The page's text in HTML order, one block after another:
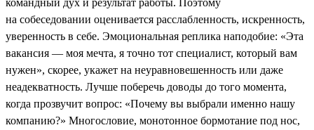
на собеседовании оценивается расслабленность, искренность,
уверенность в себе. Эмоциональная реплика наподобие: «Эта
вакансия — моя мечта, я точно тот специалист, который вам
нужен», скорее, укажет на неуравновешенность или даже
неадекватность. Лучше поберечь доводы до того момента,
когда прозвучит вопрос: «Почему вы выбрали именно нашу
компанию?» Многословие, монотонное бормотание под нос,